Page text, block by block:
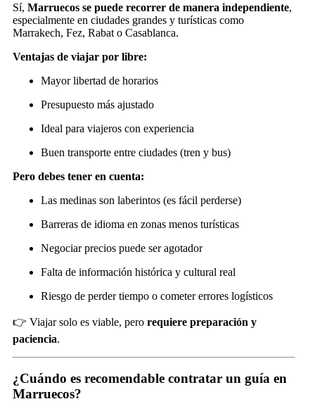
Sí, Marruecos se puede recorrer de manera independiente,
especialmente en ciudades grandes y turísticas como
Marrakech, Fez, Rabat o Casablanca.
Ventajas de viajar por libre:
Mayor libertad de horarios
Presupuesto más ajustado
Ideal para viajeros con experiencia
Buen transporte entre ciudades (tren y bus)
Pero debes tener en cuenta:
Las medinas son laberintos (es fácil perderse)
Barreras de idioma en zonas menos turísticas
Negociar precios puede ser agotador
Falta de información histórica y cultural real
Riesgo de perder tiempo o cometer errores logísticos
👉 Viajar solo es viable, pero requiere preparación y
paciencia.
¿Cuándo es recomendable contratar un guía en
Marruecos?